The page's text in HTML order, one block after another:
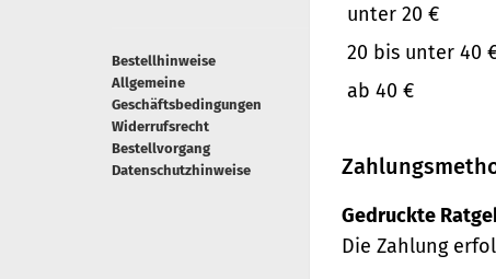
Bestellhinweise
Allgemeine
Geschäftsbedingungen
Widerrufsrecht
Bestellvorgang
Datenschutzhinweise
unter 20 €
20 bis unter 40
ab 40 €
Gedruckte
Die Zahlung